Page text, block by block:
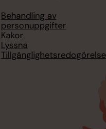
Behandling av
personuppgifter
Kakor
Lyssna
Tillgänglighetsredogörelse